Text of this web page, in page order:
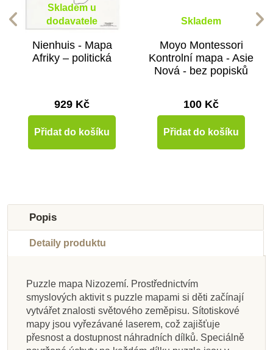
Skladem u
dodavatele
Nienhuis - Mapa
Afriky – politická
929 Kč
Přidat do košíku
Skladem
Moyo Montessori
Kontrolní mapa - Asie
Nová - bez popisků
100 Kč
Přidat do košíku
Skladem u
dodavatele
Nienhuis - Mapa
Afriky
Skladem u
dodavatele
Nienhuis - Karty s
různými tvary
Skladem u
dodavatele
Nienhuis - Karty s
vlajkami Afriky
Skladem u
dodavatele
Nienhuis - Mapa
USA – vodní toky
Skladem
Moyo Montessori
Karty - kontinenty
Skladem u
dodavatele
Nienhuis - Kontrolní
mapa Kanady - s
Skladem u
dodavatele
Nienhuis - Červené
vlaječky pro
Skladem u
dodavatele
Nienhuis - Mapa Asie
– vodní toky
Popis
Detaily produktu
Puzzle mapa Nizozemí. Prostřednictvím
smyslových aktivit s puzzle mapami si děti začínají
vytvářet znalosti světového zeměpisu. Sítotiskové
mapy jsou vyřezávané laserem, což zajišťuje
přesnost a dostupnost náhradních dílků. Speciálně